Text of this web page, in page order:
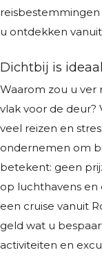
u ontdekken
Dichtbij is ideaal
Waarom zou u ver
vlak voor de
veel reizen en
ondernemen om
betekent: geen
op luchthavens en
een cruise vanuit
geld wat u
activiteiten en